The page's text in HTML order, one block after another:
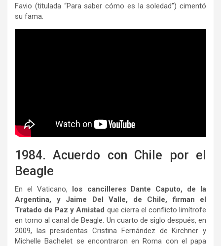
Favio (titulada “Para saber cómo es la soledad”) cimentó
su fama.
1984. Acuerdo con Chile por el
Beagle
En el Vaticano, los cancilleres Dante Caputo, de la
Argentina, y Jaime Del Valle, de Chile, firman el
Tratado de Paz y Amistad que cierra el conflicto limítrofe
en torno al canal de Beagle. Un cuarto de siglo después, en
2009, las presidentas Cristina Fernández de Kirchner y
Michelle Bachelet se encontraron en Roma con el papa